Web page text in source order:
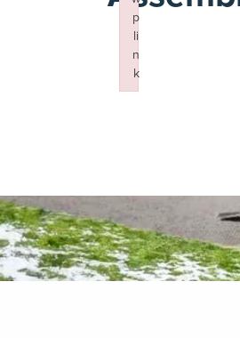
p
li
n
k
Failed to initialize